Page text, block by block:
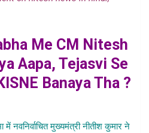
Me CM Nitesh
Aapa, Tejasvi Se
Banaya Tha ?
में नवनिर्वाचित मुख्यमंत्री नीतीश कुमार ने